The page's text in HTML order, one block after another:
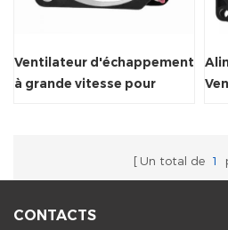
Ventilateur d'échappement
à grande vitesse pour
Un total de 1
CONTACTS